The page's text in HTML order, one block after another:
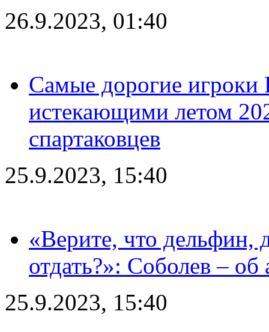
26.9.2023, 01:40
Самые дорогие игроки
истекающими летом
спартаковцев
25.9.2023, 15:40
«Верите, что дельфин,
отдать?»: Соболев – об
25.9.2023, 15:40